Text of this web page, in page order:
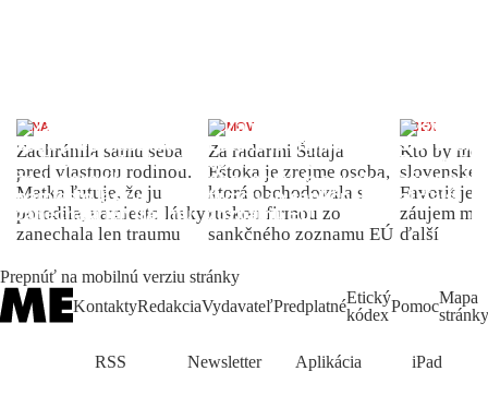
ŽENA
Zachránila samu seba
pred vlastnou rodinou.
Matka ľutuje, že ju
porodila, namiesto lásky
zanechala len traumu
DOMOV
Za radarmi Šutaja
Eštoka je zrejme osoba,
ktorá obchodovala s
ruskou firmou zo
sankčného zoznamu EÚ
INDEX
Kto by
slovenské
Favorit je
záujem
ďalší
Prepnúť na mobilnú verziu stránky
KontaktyRedakciaVydavateľPredplatnéEtický
kódexPomocMapa
stránky
RSS Newsletter Aplikácia iPad